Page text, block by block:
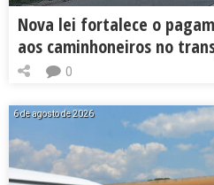
Nova lei fortalece o
aos caminhoneiros no
0
6 de agosto de 2026